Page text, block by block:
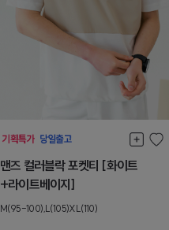
맨즈 컬러블락 포켓티 [화이트
+라이트베이지]
M(95-100),L(105)XL(110)